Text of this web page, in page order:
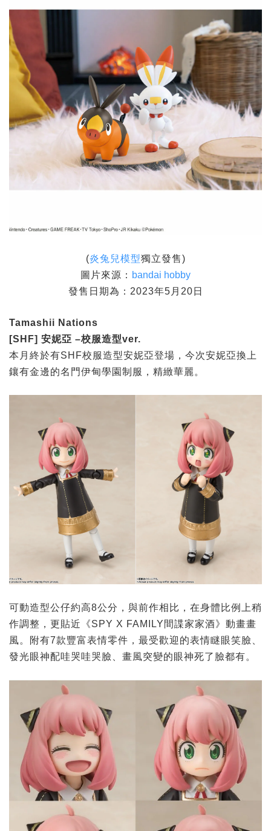
(炎兔兒模型獨立發售)
圖片來源： bandai hobby
發售日期為：2023年5月20日
Tamashii Nations
[SHF] 安妮亞 –校服造型ver.
本月終於有SHF校服造型安妮亞登場，今次安妮亞換上
鑲有金邊的名門伊甸學園制服，精緻華麗。
可動造型公仔約高8公分，與前作相比，在身體比例上稍
作調整，更貼近《SPY X FAMILY間諜家家酒》動畫畫
風。附有7款豐富表情零件，最受歡迎的表情瞇眼笑臉、
發光眼神配哇哭哇哭臉、畫風突變的眼神死了臉都有。